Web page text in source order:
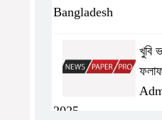
Bangladesh
খুবি
2025